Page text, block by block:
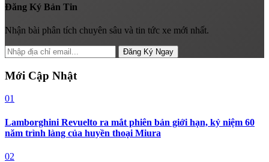
Đăng Ký Bản Tin
Nhận bài phân tích chuyên sâu và tin tức xe mới nhất.
Đăng Ký Ngay
Mới Cập Nhật
01
Lamborghini Revuelto ra mắt phiên bản giới hạn, kỷ niệm 60
năm trình làng của huyền thoại Miura
02